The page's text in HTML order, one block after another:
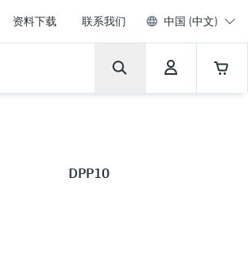
资料下载 联系我们 中国 (中文)
DPP10